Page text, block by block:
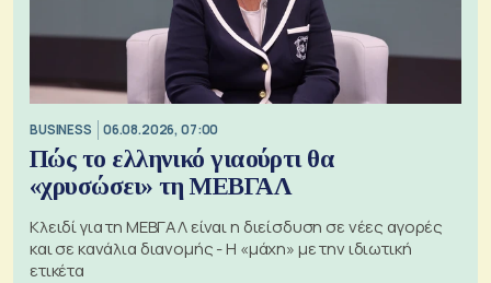
BUSINESS 06.08.2026, 07:00
Πώς το ελληνικό γιαούρτι θα
«χρυσώσει» τη ΜΕΒΓΑΛ
Κλειδί για τη ΜΕΒΓΑΛ είναι η διείσδυση σε νέες αγορές
και σε κανάλια διανομής - Η «μάχη» με την ιδιωτική
ετικέτα